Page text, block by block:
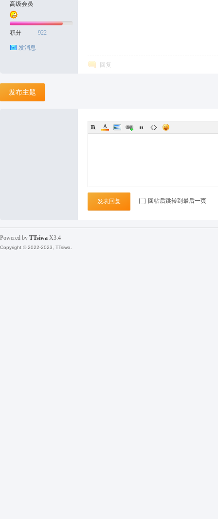
高级会员
积分 922
发消息
回复
发布主题
发表回复 回帖后跳转到最后一页
Powered by TTsiwa X3.4
Copyright © 2022-2023, TTsiwa.